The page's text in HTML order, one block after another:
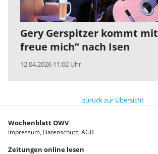
Gery Gerspitzer kommt
freue mich” nach Isen
12.04.2026 11:02 Uhr
zurück zur Übersicht
Wochenblatt OWV
Impressum Datenschutz AGB
Zeitungen online lesen